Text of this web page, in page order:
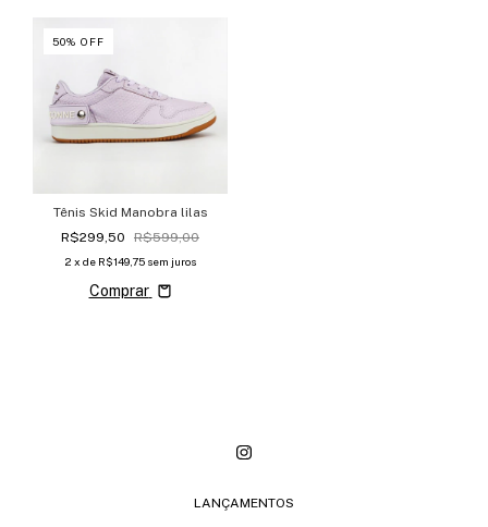
50% OFF
Tênis Skid Manobra lilas
R$299,50
R$599,00
2 x de R$149,75 sem juros
Comprar
LANÇAMENTOS